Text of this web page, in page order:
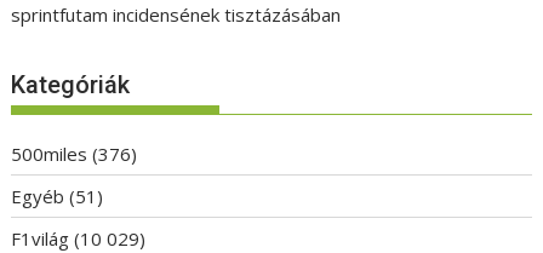
sprintfutam incidensének tisztázásában
Kategóriák
500miles (376)
Egyéb (51)
F1világ (10 029)